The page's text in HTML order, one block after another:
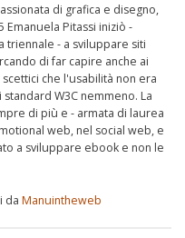
di grafica e disegno,
Emanuela Pitassi iniziò -
triennale - a sviluppare siti
di far capire anche ai
che l'usabilità non era
W3C nemmeno. La
di più e - armata di laurea
web, nel social web, e
a sviluppare ebook e non le
da Manuintheweb